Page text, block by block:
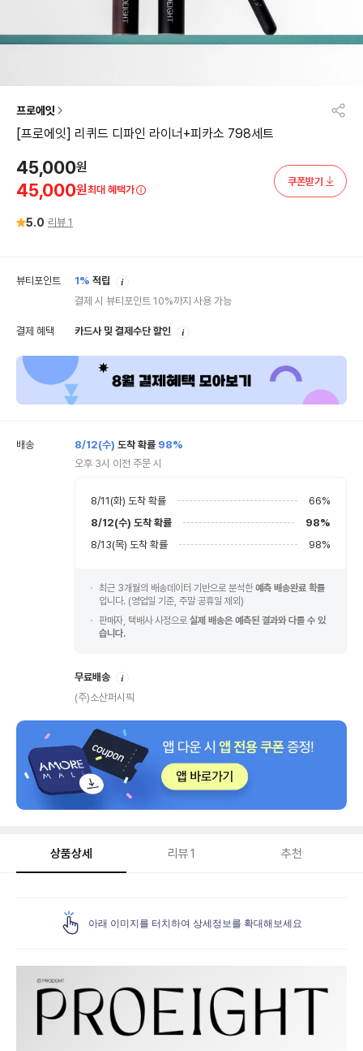
프로에잇
[프로에잇] 리퀴드 디파인 라이너+피카소 798세트
45,000원
45,000원최대 혜택가
쿠폰받기
5.0 리뷰 1
뷰티포인트 1% 적립
결제 시 뷰티포인트 10%까지 사용 가능
결제 혜택 카드사 및 결제수단 할인
배송 8/12(수) 도착 확률 98%
오후 3시 이전 주문 시
8/11(화) 도착 확률 66%
8/12(수) 도착 확률 98%
8/13(목) 도착 확률 98%
최근 3개월의 배송데이터 기반으로 분석한 예측 배송완료 확률
입니다. (영업일 기준, 주말 공휴일 제외)
판매자, 택배사 사정으로 실제 배송은 예측된 결과와 다를 수 있
습니다.
무료배송
(주)소산퍼시픽
상품상세 리뷰1 추천
아래 이미지를 터치하여 상세정보를 확대해보세요